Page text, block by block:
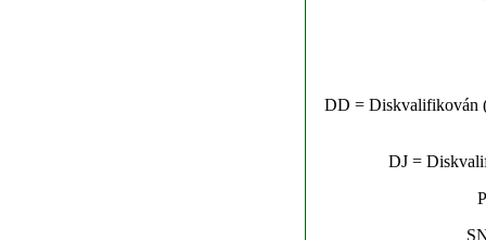
DD = Diskvalifikován
DJ =